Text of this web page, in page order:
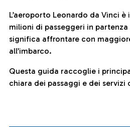
L’aeroporto Leonardo da Vinci
milioni di passeggeri in
significa affrontare con
all’imbarco.
Questa guida raccoglie i
chiara dei passaggi e dei servizi